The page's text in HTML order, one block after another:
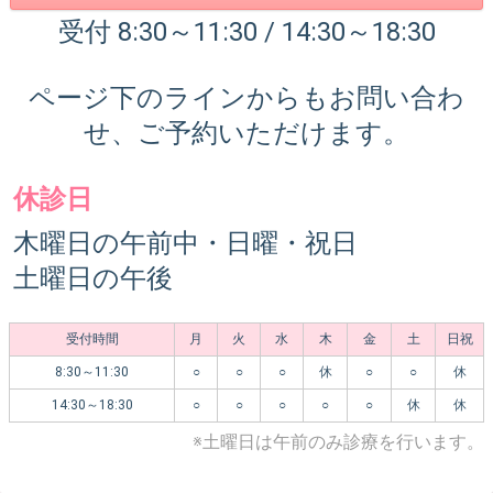
受付 8:30～11:30 / 14:30～18:30
ページ下のラインからもお問い合わ
せ、ご予約いただけます。
休診日
木曜日の午前中・日曜・祝日
土曜日の午後
受付時間 月 火 水 木 金 土 日祝
8:30～11:30 ○ ○ ○ 休 ○ ○ 休
14:30～18:30 ○ ○ ○ ○ ○ 休 休
※土曜日は午前のみ診療を行います。